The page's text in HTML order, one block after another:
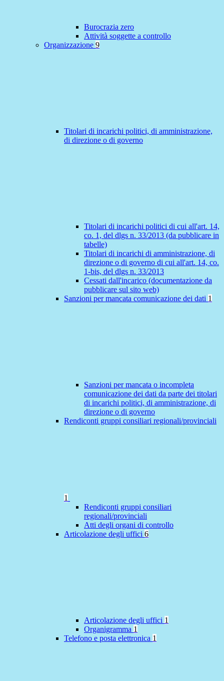
Burocrazia zero
Attività soggette a controllo
Organizzazione 9
Titolari di incarichi politici, di amministrazione,
di direzione o di governo
Titolari di incarichi politici di cui all'art. 14,
co. 1, del dlgs n. 33/2013 (da pubblicare in
tabelle)
Titolari di incarichi di amministrazione, di
direzione o di governo di cui all'art. 14, co.
1-bis, del dlgs n. 33/2013
Cessati dall'incarico (documentazione da
pubblicare sul sito web)
Sanzioni per mancata comunicazione dei dati 1
Sanzioni per mancata o incompleta
comunicazione dei dati da parte dei titolari
di incarichi politici, di amministrazione, di
direzione o di governo
Rendiconti gruppi consiliari regionali/provinciali
1
Rendiconti gruppi consiliari
regionali/provinciali
Atti degli organi di controllo
Articolazione degli uffici 6
Articolazione degli uffici 1
Organigramma 1
Telefono e posta elettronica 1